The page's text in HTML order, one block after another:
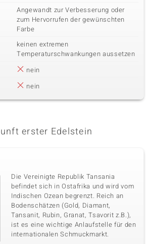
Angewandt zur Verbesserung oder
zum Hervorrufen der gewünschten
Farbe
keinen extremen
Temperaturschwankungen aussetzen
nein
nein
erster Edelstein
Die Vereinigte Republik Tansania
befindet sich in Ostafrika und wird vom
Indischen Ozean begrenzt. Reich an
Bodenschätzen (Gold, Diamant,
Tansanit, Rubin, Granat, Tsavorit z.B.),
ist es eine wichtige Anlaufstelle für den
internationalen Schmuckmarkt.